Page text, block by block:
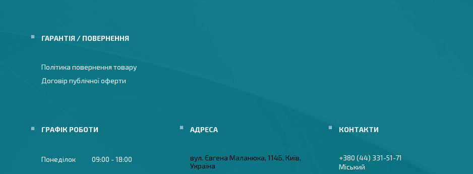
ГАРАНТІЯ / ПОВЕРНЕННЯ
Політика повернення товару
Договір публічної оферти
ГРАФІК РОБОТИ
Понеділок 09:00 18:00
вул. Євгена Маланюка, 114Б, Київ,
Україна
+380 (44) 331-51-71
Міський